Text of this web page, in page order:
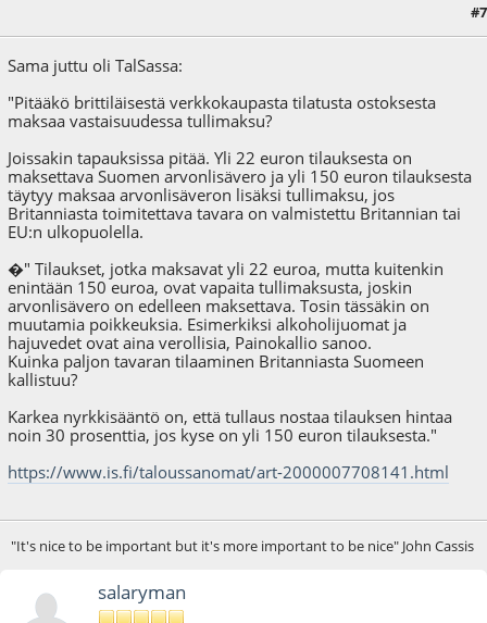
#7
Sama juttu oli TalSassa:
"Pitääkö brittiläisestä verkkokaupasta tilatusta ostoksesta
maksaa vastaisuudessa tullimaksu?
Joissakin tapauksissa pitää. Yli 22 euron tilauksesta on
maksettava Suomen arvonlisävero ja yli 150 euron tilauksesta
täytyy maksaa arvonlisäveron lisäksi tullimaksu, jos
Britanniasta toimitettava tavara on valmistettu Britannian tai
EU:n ulkopuolella.
�" Tilaukset, jotka maksavat yli 22 euroa, mutta kuitenkin
enintään 150 euroa, ovat vapaita tullimaksusta, joskin
arvonlisävero on edelleen maksettava. Tosin tässäkin on
muutamia poikkeuksia. Esimerkiksi alkoholijuomat ja
hajuvedet ovat aina verollisia, Painokallio sanoo.
Kuinka paljon tavaran tilaaminen Britanniasta Suomeen
kallistuu?
Karkea nyrkkisääntö on, että tullaus nostaa tilauksen hintaa
noin 30 prosenttia, jos kyse on yli 150 euron tilauksesta."
https://www.is.fi/taloussanomat/art-2000007708141.html
"It's nice to be important but it's more important to be nice" John Cassis
salaryman